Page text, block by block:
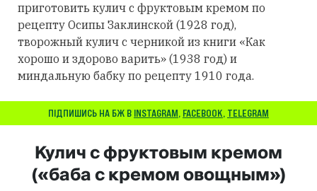
приготовить кулич с фруктовым кремом по
рецепту Осипы Заклинской (1928 год),
творожный кулич с черникой из книги «Как
хорошо и здорово варить» (1938 год) и
миндальную бабку по рецепту 1910 года.
ПІДПИШИСЬ НА БЖ В INSTAGRAM, FACEBOOK, TELEGRAM
Кулич с фруктовым кремом
(«баба с кремом овощным»)